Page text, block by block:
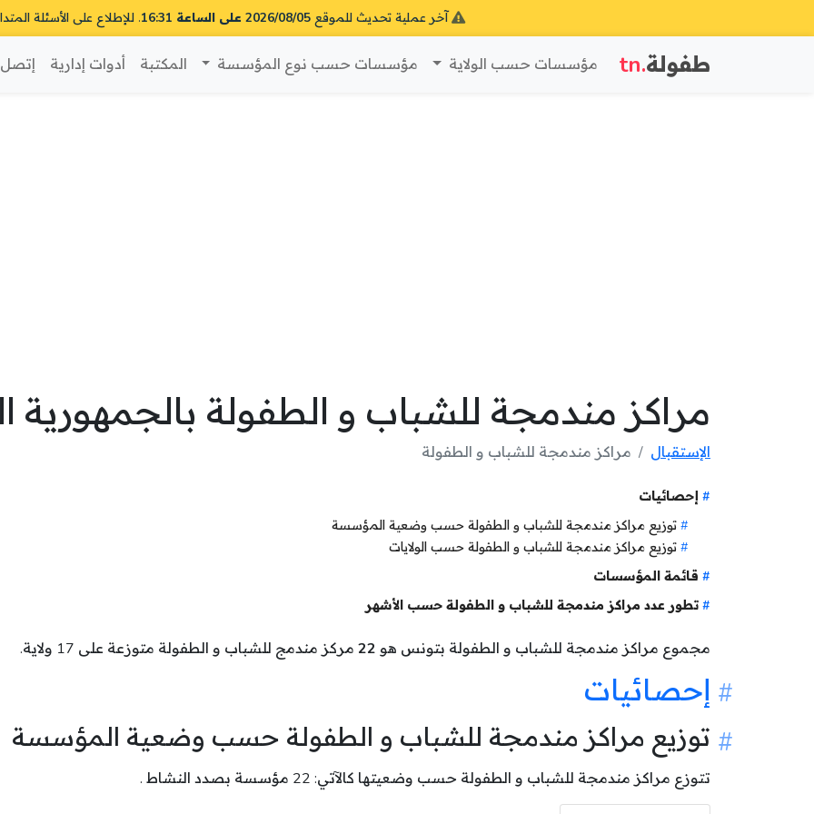
آخر عملية تحديث للموقع 2026/08/05 على الساعة 16:31 . للإطلاع على الأسئلة
طفولة.tn مؤسسات حسب الولاية مؤسسات حسب نوع المؤسسة المكتبة أدوات إدارية إتصل
مراكز مندمجة للشباب و الطفولة بالجمهورية
الإستقبال مراكز مندمجة للشباب و الطفولة
إحصائيات
توزيع مراكز مندمجة للشباب و الطفولة حسب وضعية المؤسسة
توزيع مراكز مندمجة للشباب و الطفولة حسب الولايات
قائمة المؤسسات
تطور عدد مراكز مندمجة للشباب و الطفولة حسب الأشهر
مجموع مراكز مندمجة للشباب و الطفولة بتونس هو 22 مركز مندمج للشباب و الطفولة متوزعة على 17 ولاية.
إحصائيات
توزيع مراكز مندمجة للشباب و الطفولة حسب وضعية المؤسسة
تتوزع مراكز مندمجة للشباب و الطفولة حسب وضعيتها كالآتي: 22 مؤسسة بصدد النشاط .